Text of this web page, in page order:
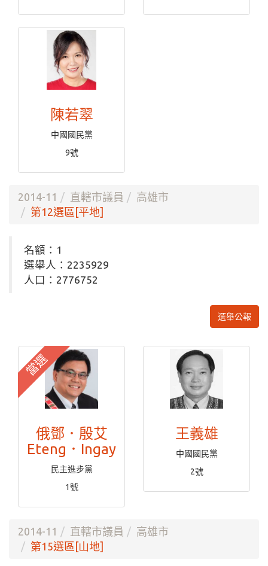
陳若翠
中國國民黨
9號
2014-11 直轄市議員
高雄市
第12選區[平地]
名額：1
選舉人：2235929
人口：2776752
選舉公報
當選
俄鄧．殷艾
Eteng．Ingay
民主進步黨
1號
王義雄
中國國民黨
2號
2014-11 直轄市議員
高雄市
第15選區[山地]